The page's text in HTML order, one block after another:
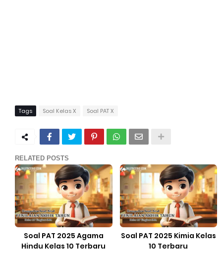
Tags Soal Kelas X Soal PAT X
RELATED POSTS
Soal PAT 2025 Agama
Hindu Kelas 10 Terbaru
Soal PAT 2025 Kimia Kelas
10 Terbaru